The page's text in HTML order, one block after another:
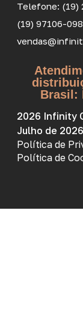
Telefone: (19)
(19) 97106-
Brasil:
2026 Infinity
Julho de 2026
Política de
Política de